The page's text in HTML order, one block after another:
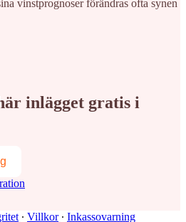
vinstprognoser förändras ofta synen
inlägget gratis i
∙ Villkor∙ Inkassovarning